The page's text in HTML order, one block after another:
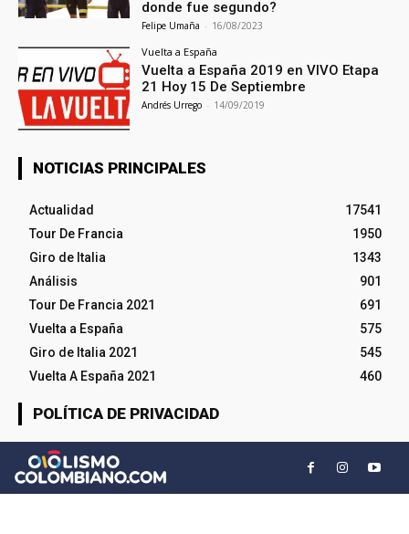
donde fue segundo?
Felipe Umaña - 16/08/2023
Vuelta a España
Vuelta a España 2019 en VIVO Etapa
21 Hoy 15 De Septiembre
Andrés Urrego - 14/09/2019
NOTICIAS PRINCIPALES
Actualidad
17541
Tour De Francia
1950
Giro de Italia
1343
Análisis
901
Tour De Francia 2021
691
Vuelta a España
575
Giro de Italia 2021
545
Vuelta A España 2021
460
POLÍTICA DE PRIVACIDAD